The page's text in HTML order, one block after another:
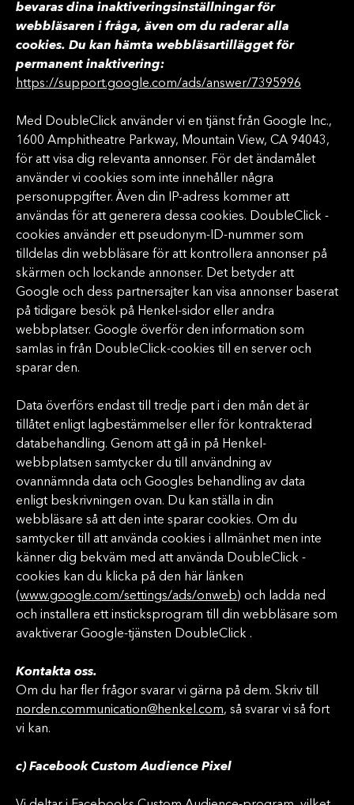
bevaras dina inaktiveringsinställningar för
webbläsaren i fråga, även om du raderar alla
cookies. Du kan hämta webbläsartillägget för
permanent inaktivering:
https://support.google.com/ads/answer/7395996
Med DoubleClick använder vi en tjänst från Google Inc.,
1600 Amphitheatre Parkway, Mountain View, CA 94043,
för att visa dig relevanta annonser. För det ändamålet
använder vi cookies som inte innehåller några
personuppgifter. Även din IP-adress kommer att
användas för att generera dessa cookies. DoubleClick -
cookies använder ett pseudonym-ID-nummer som
tilldelas din webbläsare för att kontrollera annonser på
skärmen och lockande annonser. Det betyder att
Google och dess partnersajter kan visa annonser baserat
på tidigare besök på Henkel-sidor eller andra
webbplatser. Google överför den information som
samlas in från DoubleClick-cookies till en server och
sparar den.
Data överförs endast till tredje part i den mån det är
tillåtet enligt lagbestämmelser eller för kontrakterad
databehandling. Genom att gå in på Henkel-
webbplatsen samtycker du till användning av
ovannämnda data och Googles behandling av data
enligt beskrivningen ovan. Du kan ställa in din
webbläsare så att den inte sparar cookies. Om du
samtycker till att använda cookies i allmänhet men inte
känner dig bekväm med att använda DoubleClick -
cookies kan du klicka på den här länken
(www.google.com/settings/ads/onweb) och ladda ned
och installera ett insticksprogram till din webbläsare som
avaktiverar Google-tjänsten DoubleClick .
Kontakta oss.
Om du har fler frågor svarar vi gärna på dem. Skriv till
norden.communication@henkel.com, så svarar vi så fort
vi kan.
c) Facebook Custom Audience Pixel